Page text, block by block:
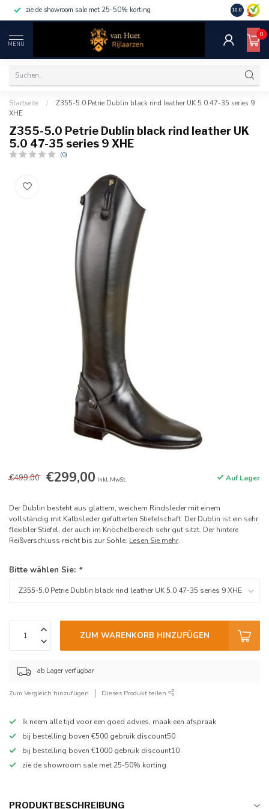
zie de showroom sale met 25-50% korting 10.0
MENU
0
Startseite /
Z355-5.0 Petrie Dublin black rind leather UK 5.0 47-35 series 9
XHE
Z355-5.0 Petrie Dublin black rind leather UK
5.0 47-35 series 9 XHE
(0)
€499,00 €299,00 Inkl. MwSt. Auf Lager
Der Dublin besteht aus glattem, weichem Rindsleder mit einem
vollständig mit Kalbsleder gefütterten Stiefelschaft. Der Dublin ist ein sehr
flexibler Stiefel, der auch im Knöchelbereich sehr gut sitzt. Der hintere
Reißverschluss reicht bis zur Sohle. Lesen Sie mehr.
Bitte wählen Sie: *
ZUM WARENKORB HINZUFÜGEN
ab Lager verfügbar
Zum Vergleich hinzufügen Dieses Produkt teilen
Ik neem alle tijd voor een goed advies, maak een afspraak
bij bestelling boven €500 gebruik discount50
bij bestelling boven €1000 gebruik discount10
zie de showroom sale met 25-50% korting
PRODUKTBESCHREIBUNG